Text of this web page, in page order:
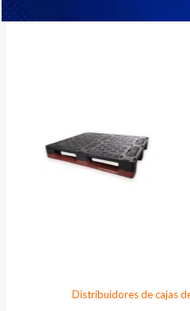
Distribuidores de cajas